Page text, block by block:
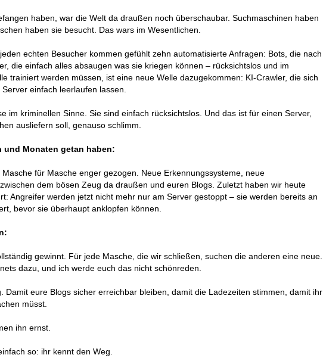
haben, war die Welt da draußen noch überschaubar. Suchmaschinen haben
haben sie besucht. Das wars im Wesentlichen.
echten Besucher kommen gefühlt zehn automatisierte Anfragen: Bots, die nach
die einfach alles absaugen was sie kriegen können – rücksichtslos und im
trainiert werden müssen, ist eine neue Welle dazugekommen: KI-Crawler, die sich
einfach leerlaufen lassen.
im kriminellen Sinne. Sie sind einfach rücksichtslos. Und das ist für einen Server,
ausliefern soll, genauso schlimm.
und Monaten getan haben:
für Masche enger gezogen. Neue Erkennungssysteme, neue
dem bösen Zeug da draußen und euren Blogs. Zuletzt haben wir heute
Angreifer werden jetzt nicht mehr nur am Server gestoppt – sie werden bereits an
bevor sie überhaupt anklopfen können.
gewinnt. Für jede Masche, die wir schließen, suchen die anderen eine neue.
dazu, und ich werde euch das nicht schönreden.
Damit eure Blogs sicher erreichbar bleiben, damit die Ladezeiten stimmen, damit ihr
müsst.
ihn ernst.
so: ihr kennt den Weg.